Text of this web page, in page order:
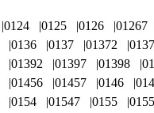
0124 0125 0126 01267
0136 0137 01372
01392 01397 01398
01456 01457 0146
0154 01547 0155